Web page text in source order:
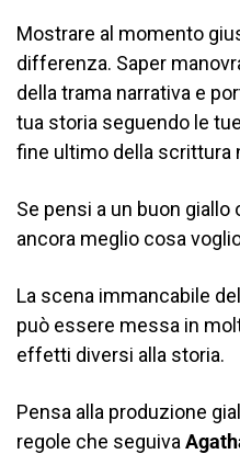
Mostrare al momento
differenza. Saper
della trama narrativa e
tua storia seguendo le
fine ultimo della scrittura
Se pensi a un buon giallo
ancora meglio cosa
La scena immancabile
può essere messa in
effetti diversi alla storia.
Pensa alla produzione
regole che seguiva